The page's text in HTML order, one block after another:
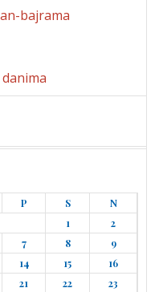
bajrama
P S
N
1
2
7 8
9
14 15
16
21 22
23